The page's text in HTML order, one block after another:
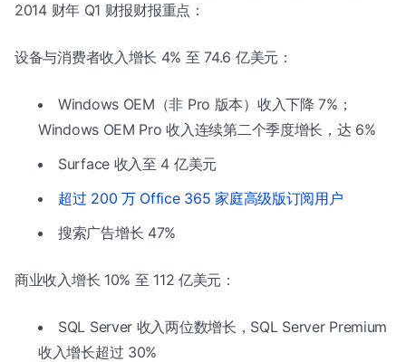
2014 财年 Q1 财报财报重点：
设备与消费者收入增长 4% 至 74.6 亿美元：
Windows OEM（非 Pro 版本）收入下降 7%；
Windows OEM Pro 收入连续第二个季度增长，达 6%
Surface 收入至 4 亿美元
超过 200 万 Office 365 家庭高级版订阅用户
搜索广告增长 47%
商业收入增长 10% 至 112 亿美元：
SQL Server 收入两位数增长，SQL Server Premium
收入增长超过 30%